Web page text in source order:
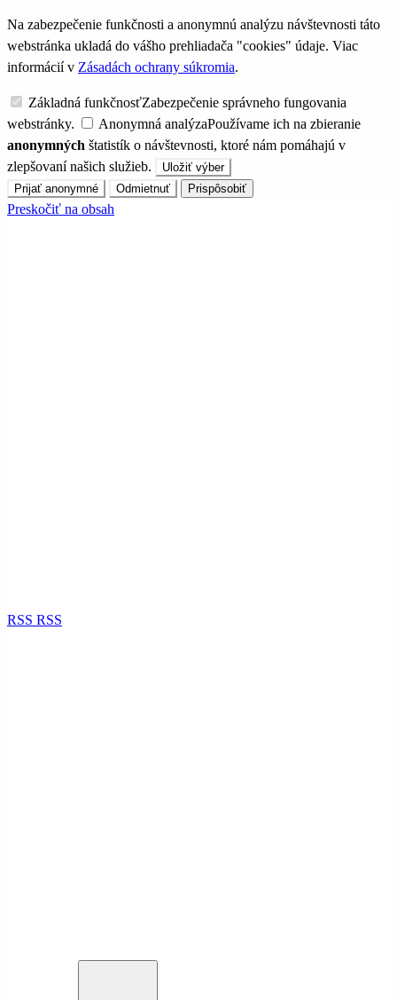
Na zabezpečenie funkčnosti a anonymnú analýzu návštevnosti táto
webstránka ukladá do vášho prehliadača "cookies" údaje. Viac
informácií v Zásadách ochrany súkromia.
Základná funkčnosťZabezpečenie správneho fungovania
webstránky.
Anonymná analýzaPoužívame ich na zbieranie
anonymných štatistík o návštevnosti, ktoré nám pomáhajú v
zlepšovaní našich služieb.
Uložiť výber
Prijať anonymné
Odmietnuť Prispôsobiť
Preskočiť na obsah
RSS RSS